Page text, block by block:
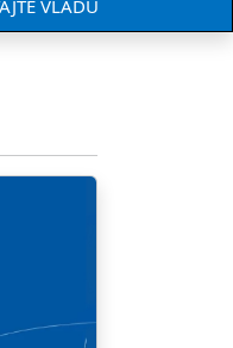
VLADU